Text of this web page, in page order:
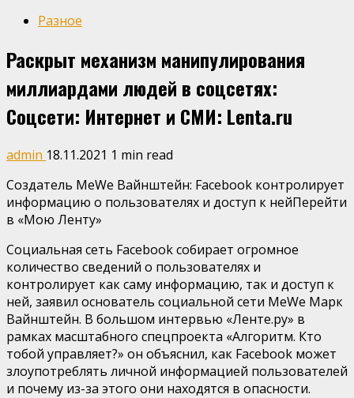
Разное
Раскрыт механизм манипулирования
миллиардами людей в соцсетях:
Coцсети: Интернет и СМИ: Lenta.ru
admin 18.11.2021 1 min read
Создатель MeWe Вайнштейн: Facebook контролирует
информацию о пользователях и доступ к нейПерейти
в «Мою Ленту»
Социальная сеть Facebook собирает огромное
количество сведений о пользователях и
контролирует как саму информацию, так и доступ к
ней, заявил основатель социальной сети MeWe Марк
Вайнштейн. В большом интервью «Ленте.ру» в
рамках масштабного спецпроекта «Алгоритм. Кто
тобой управляет?» он объяснил, как Facebook может
злоупотреблять личной информацией пользователей
и почему из-за этого они находятся в опасности.